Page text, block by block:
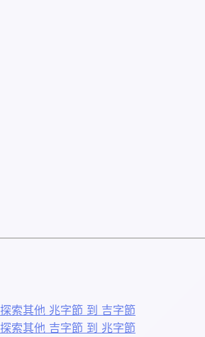
索其他 兆字節 到 吉字節
索其他 吉字節 到 兆字節